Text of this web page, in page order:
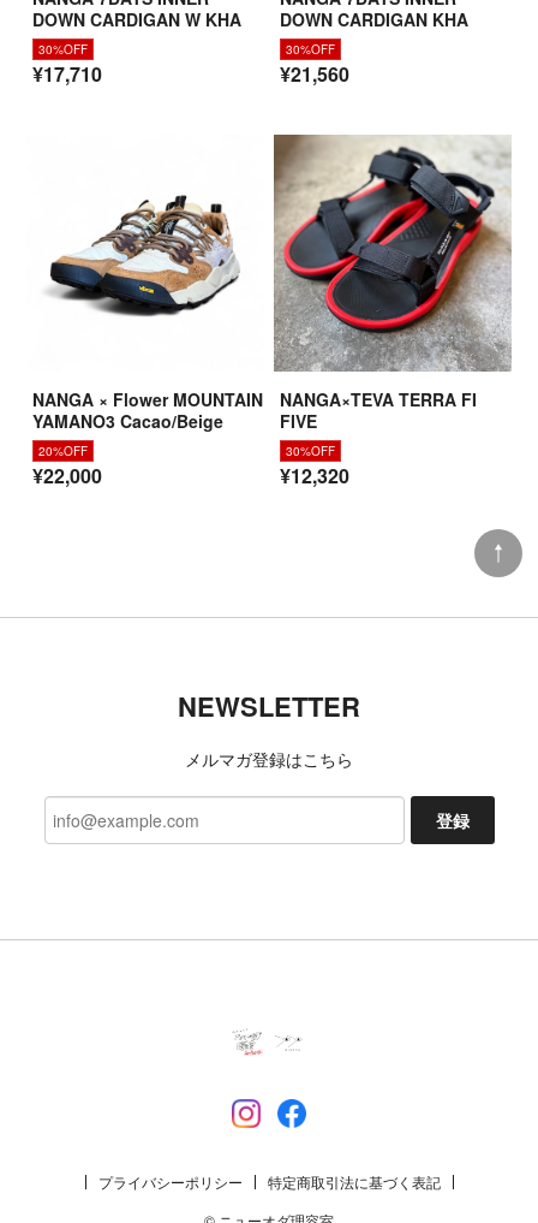
DOWN CARDIGAN W KHA
30%OFF
¥17,710
DOWN CARDIGAN KHA
30%OFF
¥21,560
NANGA × Flower MOUNTAIN
YAMANO3 Cacao/Beige
20%OFF
¥22,000
NANGA×TEVA TERRA FI
FIVE
30%OFF
¥12,320
NEWSLETTER
メルマガ登録はこちら
登録
プライバシーポリシー
特定商取引法に基づく表記